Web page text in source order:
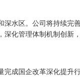
水区。公司将持续完
深化管理体制机制创新
成国企改革深化提升